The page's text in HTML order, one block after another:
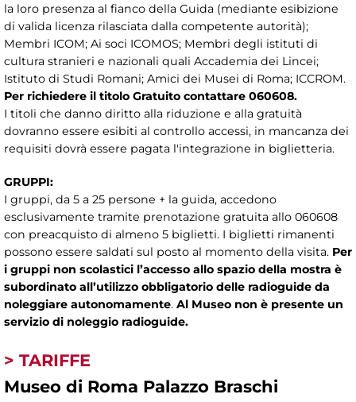
la loro presenza al fianco della Guida (mediante esibizione
di valida licenza rilasciata dalla competente autorità);
Membri ICOM; Ai soci ICOMOS; Membri degli istituti di
cultura stranieri e nazionali quali Accademia dei Lincei;
Istituto di Studi Romani; Amici dei Musei di Roma; ICCROM.
Per richiedere il titolo Gratuito contattare 060608.
I titoli che danno diritto alla riduzione e alla gratuità
dovranno essere esibiti al controllo accessi, in mancanza dei
requisiti dovrà essere pagata l'integrazione in biglietteria.
GRUPPI:
I gruppi, da 5 a 25 persone + la guida, accedono
esclusivamente tramite prenotazione gratuita allo 060608
con preacquisto di almeno 5 biglietti. I biglietti rimanenti
possono essere saldati sul posto al momento della visita. Per
i gruppi non scolastici l’accesso allo spazio della mostra è
subordinato all’utilizzo obbligatorio delle radioguide da
noleggiare autonomamente. Al Museo non è presente un
servizio di noleggio radioguide.
> TARIFFE
Museo di Roma Palazzo Braschi